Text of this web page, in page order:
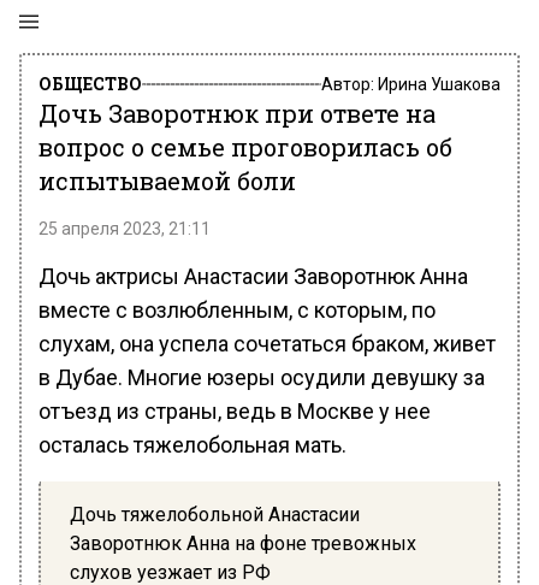
ОБЩЕСТВО Автор: Ирина Ушакова
Дочь Заворотнюк при ответе на
вопрос о семье проговорилась об
испытываемой боли
25 апреля 2023, 21:11
Дочь актрисы Анастасии Заворотнюк Анна
вместе с возлюбленным, с которым, по
слухам, она успела сочетаться браком, живет
в Дубае. Многие юзеры осудили девушку за
отъезд из страны, ведь в Москве у нее
осталась тяжелобольная мать.
Дочь тяжелобольной Анастасии
Заворотнюк Анна на фоне тревожных
слухов уезжает из РФ